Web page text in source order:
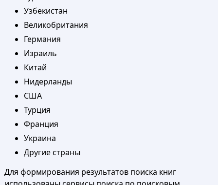
Узбекистан
Великобритания
Германия
Израиль
Китай
Нидерланды
США
Турция
Франция
Украина
Другие страны
Для формирования результатов поиска книг